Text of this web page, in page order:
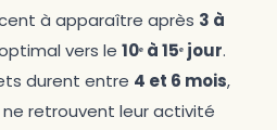
à apparaître après 3 à
vers le 10ᵉ à 15ᵉ jour.
durent entre 4 et 6 mois,
retrouvent leur activité